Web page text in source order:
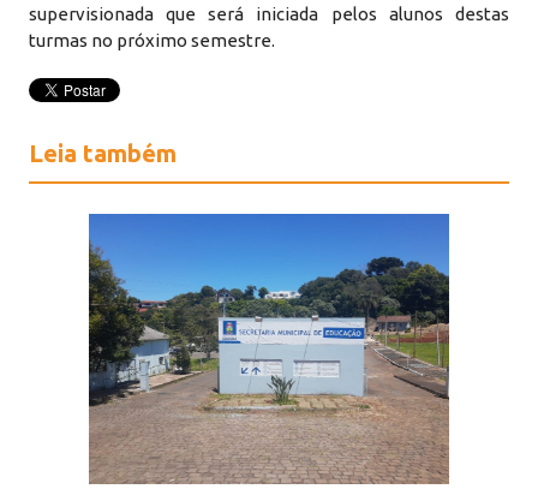
supervisionada que será iniciada pelos alunos destas
turmas no próximo semestre.
Leia também